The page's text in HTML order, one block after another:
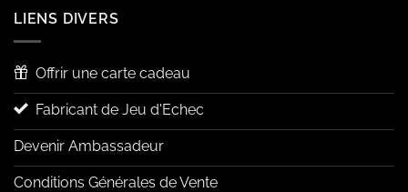
LIENS DIVERS
Offrir une carte cadeau
Fabricant de Jeu d'Echec
Devenir Ambassadeur
Conditions Générales de Vente